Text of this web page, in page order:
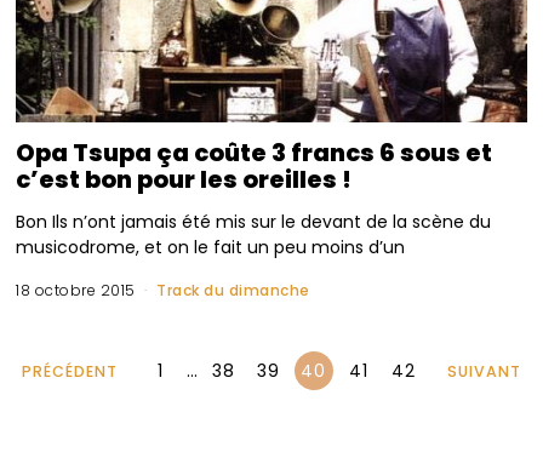
Opa Tsupa ça coûte 3 francs 6 sous et
c’est bon pour les oreilles !
Bon Ils n’ont jamais été mis sur le devant de la scène du
musicodrome, et on le fait un peu moins d’un
18 octobre 2015 Track du dimanche
PRÉCÉDENT 1 … 38 39 40 41 42 SUIVANT